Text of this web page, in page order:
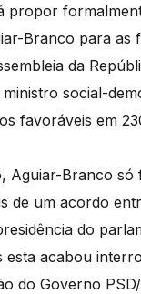
propor
Branco para as
da
social-
favoráveis em
Aguiar-Branco só
de um acordo
do
esta acabou
do Governo